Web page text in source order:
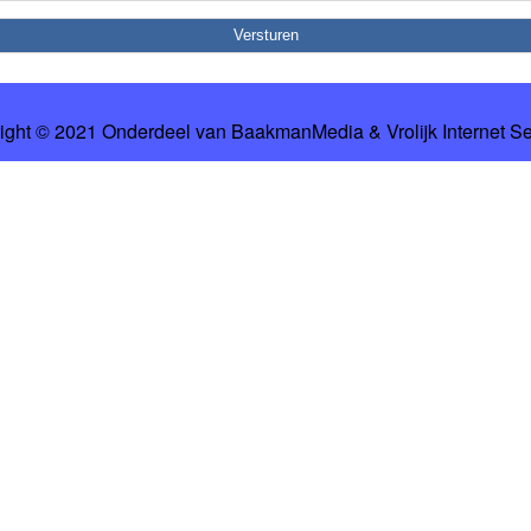
© 2021 Onderdeel van BaakmanMedia& Vrolijk Internet